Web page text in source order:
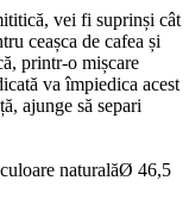
vei fi suprinși cât
ceașca de cafea și
printr-o mișcare
va împiedica acest
ajunge să separi
naturalăØ 46,5